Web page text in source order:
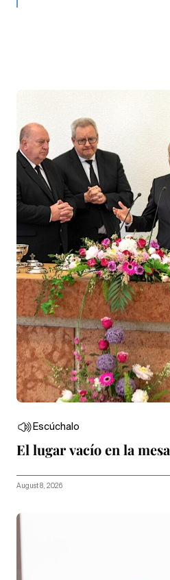
Escúchalo
El lugar vacío en la mesa
August 8, 2026